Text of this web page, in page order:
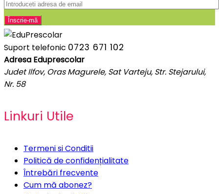
Suport telefonic 0723 671 102
Adresa Eduprescolar
Judet Ilfov, Oras Magurele, Sat Varteju, Str. Stejarului,
Nr. 58
Linkuri Utile
Termeni si Conditii
Politică de confidențialitate
Întrebări frecvente
Cum mă abonez?